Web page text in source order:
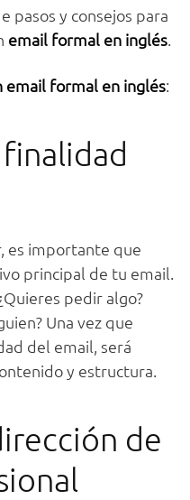
pasos y consejos para
email formal en inglés.
email formal en inglés:
es importante que
principal de tu email.
pedir algo?
Una vez que
del email, será
y estructura.
de